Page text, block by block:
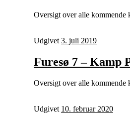
Oversigt over alle kommende
Udgivet 3. juli 2019
Furesø 7 – Kamp
Oversigt over alle kommende
Udgivet 10. februar 2020